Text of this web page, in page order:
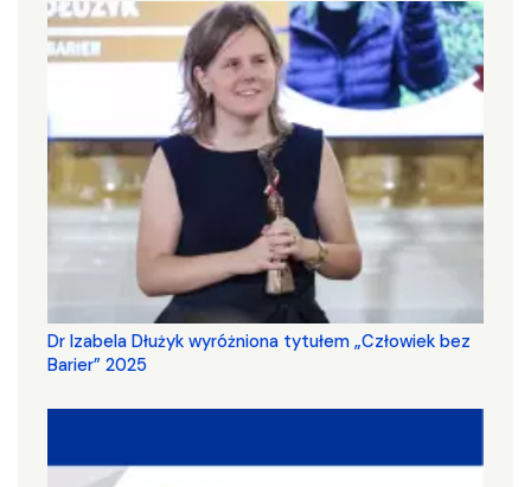
Dr Izabela Dłużyk wyróżniona tytułem „Człowiek bez
Barier” 2025